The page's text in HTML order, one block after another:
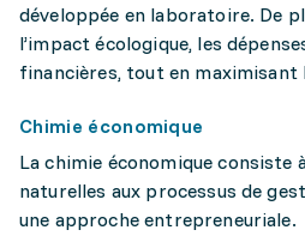
développée en laboratoire. De
l’impact écologique, les
financières, tout en maximisant
Chimie économique
La chimie économique consiste
naturelles aux processus de
une approche entrepreneuriale.